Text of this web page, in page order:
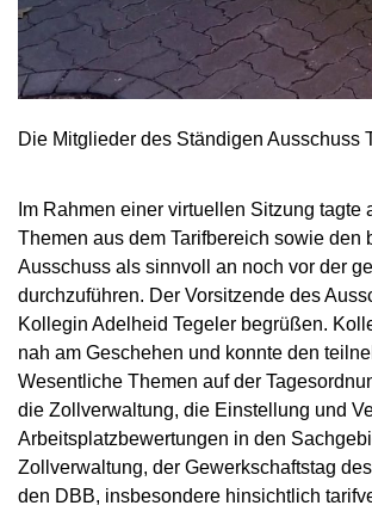
Die Mitglieder des Ständigen Ausschuss
Im Rahmen einer virtuellen Sitzung tagte
Themen aus dem Tarifbereich sowie
Ausschuss als sinnvoll an noch vor der
durchzuführen. Der Vorsitzende des
Kollegin Adelheid Tegeler begrüßen.
nah am Geschehen und konnte den
Wesentliche Themen auf der
die Zollverwaltung, die Einstellung und
Arbeitsplatzbewertungen in den
Zollverwaltung, der Gewerkschaftstag
den DBB, insbesondere hinsichtlich